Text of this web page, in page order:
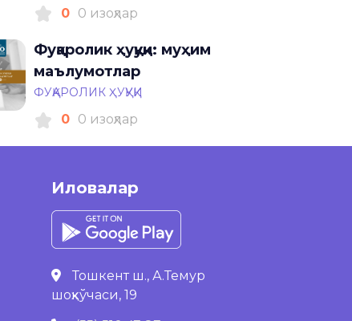
0 0 изоҳлар
Фуқаролик ҳуқуқи: муҳим
маълумотлар
ФУҚАРОЛИК ҲУҚУҚИ
0 0 изоҳлар
Иловалар
Тошкент ш., А.Темур
шоҳкўчаси, 19